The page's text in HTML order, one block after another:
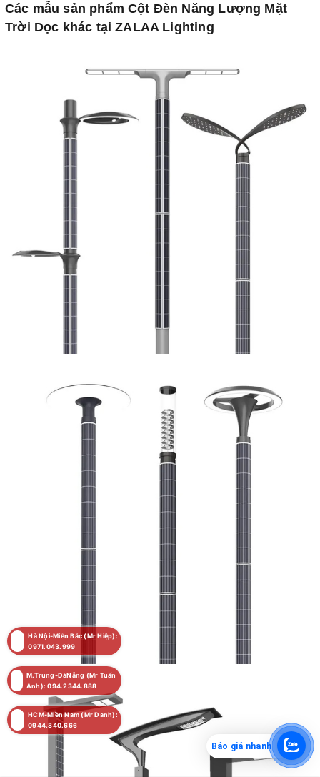
Các mẫu sản phẩm Cột Đèn Năng Lượng Mặt
Trời Dọc khác tại ZALAA Lighting
HCM-Miền Nam (Mr Danh):
0944.840.666
Hà Nội-Miền Bắc (Mr Hiệp):
0971.043.999
M.Trung-ĐàNẵng (Mr Tuấn
Anh): 094.2344.888
Báo giá nhanh